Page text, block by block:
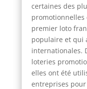
certaines des
promotionnelles
premier loto
populaire et qui
internationales.
loteries
elles ont été
entreprises